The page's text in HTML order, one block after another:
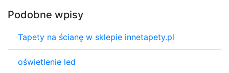
Podobne wpisy
Tapety na ścianę w sklepie innetapety.pl
oświetlenie led